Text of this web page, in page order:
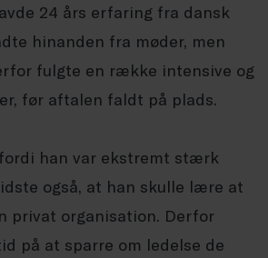
24 års erfaring fra dansk
hinanden fra møder, men
fulgte en række intensive og
før aftalen faldt på plads.
han var ekstremt stærk
også, at han skulle lære at
privat organisation. Derfor
på at sparre om ledelse de